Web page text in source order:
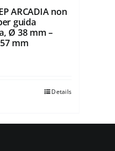
ARCADIA non
guida
Ø 38 mm –
mm
Details